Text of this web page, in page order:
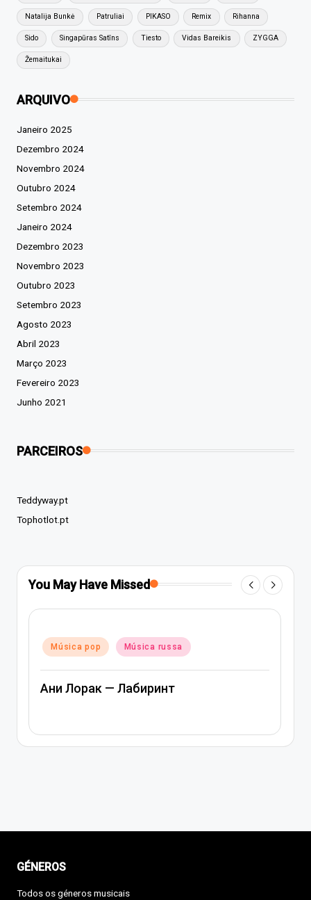
Natalija Bunkė Patruliai PIKASO Remix Rihanna
Sido Singapūras Satīns Tiesto Vidas Bareikis ZYGGA
Žemaitukai
ARQUIVO
Janeiro 2025
Dezembro 2024
Novembro 2024
Outubro 2024
Setembro 2024
Janeiro 2024
Dezembro 2023
Novembro 2023
Outubro 2023
Setembro 2023
Agosto 2023
Abril 2023
Março 2023
Fevereiro 2023
Junho 2021
PARCEIROS
Teddyway.pt
Tophotlot.pt
You May Have Missed
in
Música pop Música rap e hip-hop
Música russa
Артем Качер Ани Лорак – Материк
GÉNEROS
Todos os géneros musicais